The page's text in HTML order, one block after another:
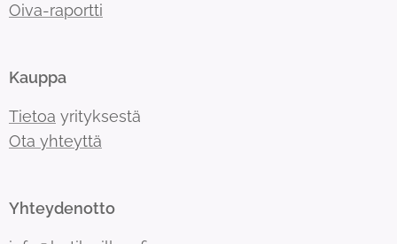
Oiva-raportti
Kauppa
Tietoa yrityksestä
Ota yhteyttä
Yhteydenotto